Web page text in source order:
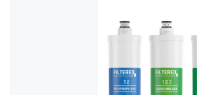
Náhradní filtry